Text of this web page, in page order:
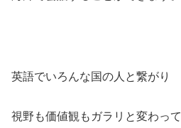
英語でいろんな国の人と繋がり
視野も価値観もガラリと変わって